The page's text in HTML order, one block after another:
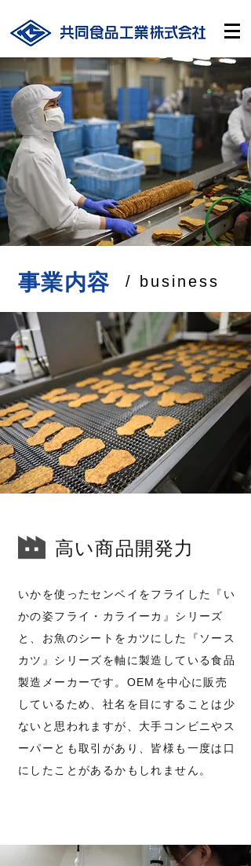
​事業内容​ / business
​高い商品開発力
いかを使ったセンベイをフライした『い
かの姿フライ・カライーカ』シリーズ
と、お魚のシートをカツにした『ソース
カツ』シリーズを軸に製造している食品
製造メーカーです。OEMを中心に販 売
しているため、社名を目にすることは少
ないと思われますが、大手コンビニやス
ーパーとも取引があり、皆様も一度は口
にしたことがあるかもしれません。